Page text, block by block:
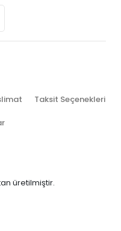
Taksit Seçenekleri
üretilmiştir.